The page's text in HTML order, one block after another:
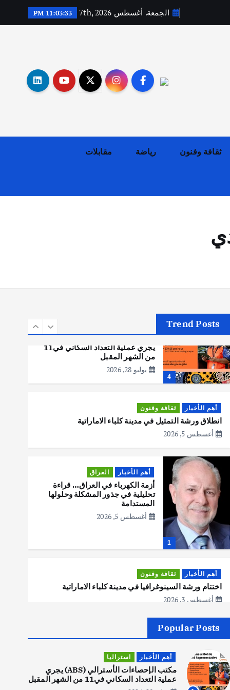
الجمعة. أغسطس 7th, 2026 11:03:34 PM
ثقافة وفنون رياضة مقابلات
Trend Posts
يوليو 30, 2026
4
مكتب الإحصاءات الأسترالي (ABS)
يجري عملية التعداد السكاني في11
من الشهر المقبل
يوليو 28, 2026
أهم الأخبار ثقافة وفنون
انطلاق ورشة التمثيل في مدينة كلباء الاماراتية
أغسطس 5, 2026
1
أهم الأخبار العراق
أزمة الكهرباء في العراق… قراءة
تحليلية في جذور المشكلة وحلولها
المستدامة
أغسطس 5, 2026
أهم الأخبار ثقافة وفنون
اختتام ورشة السينوغرافيا في مدينة كلباء الاماراتية
أغسطس 3, 2026
أهم الأخبار جاليات غير مصنف
قصة نجاح العراقي عمر الشمري الذي
اصبح بطلاً لأستراليا بلعبة كمال
الاجسام
يوليو 30, 2026
Popular Posts
أهم الأخبار استراليا
مكتب الإحصاءات الأسترالي (ABS) يجري
عملية التعداد السكاني في11 من الشهر المقبل